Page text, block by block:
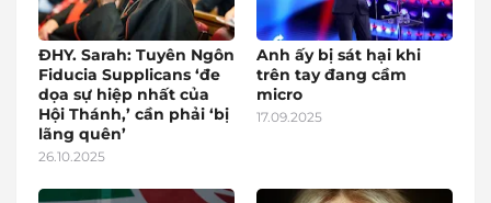
ĐHY. Sarah: Tuyên Ngôn
Fiducia Supplicans ‘đe
dọa sự hiệp nhất của
Hội Thánh,’ cần phải ‘bị
lãng quên’
26.10.2025
Anh ấy bị sát hại khi
trên tay đang cầm
micro
17.09.2025